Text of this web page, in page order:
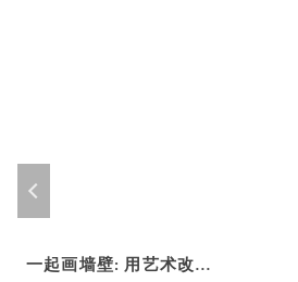
一起画墙壁: 用艺术改变社区 (港版)